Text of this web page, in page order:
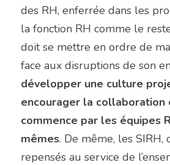
des RH, enferrée dans les
la fonction RH comme le
doit se mettre en ordre de
développer une culture
encourager la collaboration
commence par les équipes
mêmes. De même, les SIRH,
repensés au service de